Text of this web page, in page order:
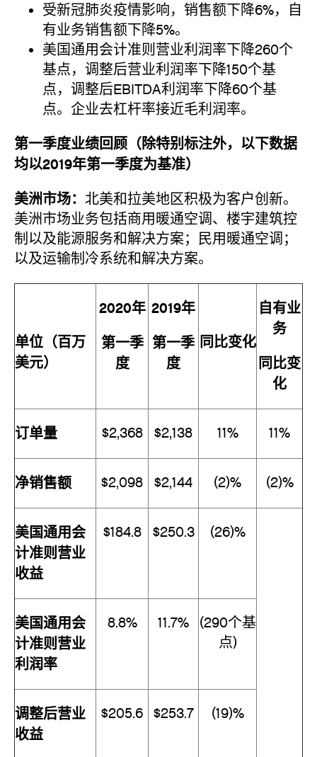
受新冠肺炎疫情影响，销售额下降6%，自
有业务销售额下降5%。
美国通用会计准则营业利润率下降260个
基点，调整后营业利润率下降150个基
点，调整后EBITDA利润率下降60个基
点。企业去杠杆率接近毛利润率。
第一季度业绩回顾（除特别标注外，以下数据
均以2019年第一季度为基准）
美洲市场： 北美和拉美地区积极为客户创新。
美洲市场业务包括商用暖通空调、楼宇建筑控
制以及能源服务和解决方案；民用暖通空调；
以及运输制冷系统和解决方案。
单位（百万
美元）
2020年
第一季
度
2019年
第一季
度
同比变化
自有业
务
同比变
化
订单量 $2,368 $2,138 11% 11%
净销售额 $2,098 $2,144 (2)% (2)%
美国通用会
计准则营业
收益
$184.8 $250.3 (26)%
美国通用会
计准则营业
利润率
8.8% 11.7%
(290个基
点)
调整后营业
收益
$205.6 $253.7 (19)%